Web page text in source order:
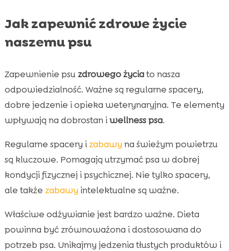
Jak zapewnić zdrowe życie
naszemu psu
Zapewnienie psu zdrowego życiato nasza
odpowiedzialność. Ważne są regularne spacery,
dobre jedzenie i opieka weterynaryjna. Te elementy
wpływają na dobrostan iwellness psa.
Regularne spacery i zabawy na świeżym powietrzu
są kluczowe. Pomagają utrzymać psa w dobrej
kondycji fizycznej i psychicznej. Nie tylko spacery,
ale także zabawy intelektualne są ważne.
Właściwe odżywianie jest bardzo ważne. Dieta
powinna być zrównoważona i dostosowana do
potrzeb psa. Unikajmy jedzenia tłustych produktów i